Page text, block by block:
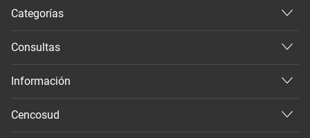
Categorías
Consultas
Información
Cencosud